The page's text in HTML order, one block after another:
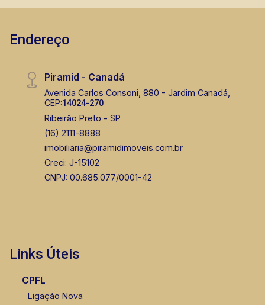
Endereço
Piramid - Canadá
Avenida Carlos Consoni, 880 - Jardim Canadá,
CEP:14024-270
Ribeirão Preto - SP
(16) 2111-8888
imobiliaria@piramidimoveis.com.br
Creci: J-15102
CNPJ: 00.685.077/0001-42
Links Úteis
CPFL
Ligação Nova